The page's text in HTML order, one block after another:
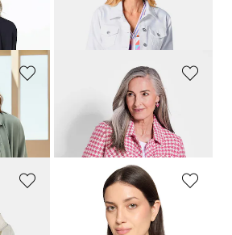
119,00 CHF
259,00 CHF
Veste avec motif pied-de-poule
159,00 CHF299,00 CHF
BETTY BARCLAY